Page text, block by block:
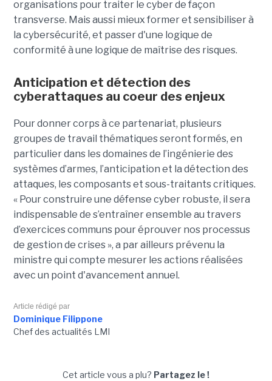
organisations pour traiter le cyber de façon
transverse. Mais aussi mieux former et sensibiliser à
la cybersécurité, et passer d'une logique de
conformité à une logique de maîtrise des risques.
Anticipation et détection des
cyberattaques au coeur des enjeux
Pour donner corps à ce partenariat, plusieurs
groupes de travail thématiques seront formés, en
particulier dans les domaines de l’ingénierie des
systèmes d’armes, l’anticipation et la détection des
attaques, les composants et sous-traitants critiques.
« Pour construire une défense cyber robuste, il sera
indispensable de s’entraîner ensemble au travers
d’exercices communs pour éprouver nos processus
de gestion de crises », a par ailleurs prévenu la
ministre qui compte mesurer les actions réalisées
avec un point d'avancement annuel.
Article rédigé par
Dominique Filippone
Chef des actualités LMI
Cet article vous a plu? Partagez le !